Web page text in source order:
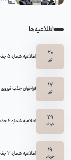
اطلاعیه‌ها
20
تیر اطلاعیه شماره 5 جذب رادیوتراپ: اعلام نتایج نهایی کارشناس رادیوتراپی
17
تیر فراخوان جذب
29
خرداد اطلاعیه شماره ۴ جذب رادیوتراپ: برگزاری مصاحبه تخصصی
19
خرداد اطلاعیه شماره 3 جذب نیروی شرکتی رادیوتراپی: دریافت کارت آزمون